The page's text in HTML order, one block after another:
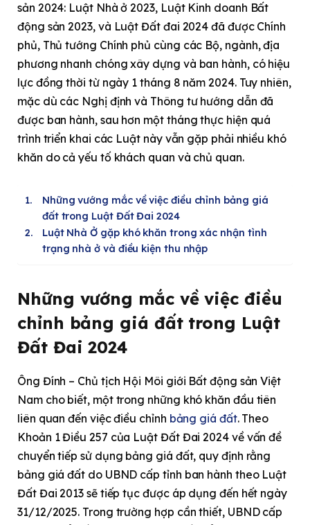
sản 2024: Luật Nhà ở 2023, Luật Kinh doanh Bất
động sản 2023, và Luật Đất đai 2024 đã được Chính
phủ, Thủ tướng Chính phủ cùng các Bộ, ngành, địa
phương nhanh chóng xây dựng và ban hành, có hiệu
lực đồng thời từ ngày 1 tháng 8 năm 2024. Tuy nhiên,
mặc dù các Nghị định và Thông tư hướng dẫn đã
được ban hành, sau hơn một tháng thực hiện quá
trình triển khai các Luật này vẫn gặp phải nhiều khó
khăn do cả yếu tố khách quan và chủ quan.
Những vướng mắc về việc điều chỉnh bảng giá
đất trong Luật Đất Đai 2024
Luật Nhà Ở gặp khó khăn trong xác nhận tình
trạng nhà ở và điều kiện thu nhập
Những vướng mắc về việc điều
chỉnh bảng giá đất trong Luật
Đất Đai 2024
Ông Đính – Chủ tịch Hội Môi giới Bất động sản Việt
Nam cho biết, một trong những khó khăn đầu tiên
liên quan đến việc điều chỉnh bảng giá đất. Theo
Khoản 1 Điều 257 của Luật Đất Đai 2024 về vấn đề
chuyển tiếp sử dụng bảng giá đất, quy định rằng
bảng giá đất do UBND cấp tỉnh ban hành theo Luật
Đất Đai 2013 sẽ tiếp tục được áp dụng đến hết ngày
31/12/2025. Trong trường hợp cần thiết, UBND cấp